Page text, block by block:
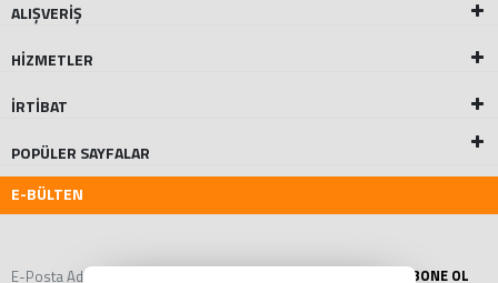
ALIŞVERİŞ
HİZMETLER
İRTİBAT
POPÜLER SAYFALAR
E-BÜLTEN
ABONE OL